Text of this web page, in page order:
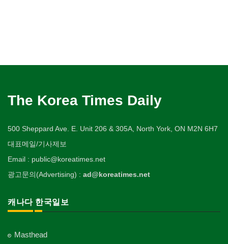
The Korea Times Daily
500 Sheppard Ave. E. Unit 206 & 305A, North York, ON M2N 6H7
대표메일/기사제보
Email : public@koreatimes.net
광고문의(Advertising) : ad@koreatimes.net
캐나다 한국일보
Masthead